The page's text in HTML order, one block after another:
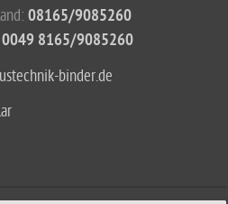
08165/9085260
0049 8165/9085260
binder.de